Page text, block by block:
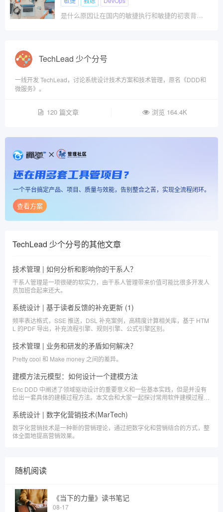
是什么原因让在国内的敏捷执行和敏捷的初衷背道而驰？这种偏离的原因是什么，让国内的敏捷实践背离了其最初的愿景？
TechLead 少个分号
一线开发 TechLead，讨论系统设计技术方案和技术管理，原名《DDD和
微服务》。
120 篇文章 浏览 164.4K
还在用多套工具管项目？
一个平台搞定产品、项目、质量与效能，告别整合之苦，实现全流程闭环。
查看方案
TechLead 少个分号的其他文章
技术管理 | 如何分析和影响你的干系人？
干系人管理是一项很硬的软实力，由干系人管理带来价值可能比很多开发人
员加班合起来还大。
系统设计 | 基于读者反馈的补充更新 (1)
频率表达格式，SSE 推送，DSL 补充案例，高精度计算相关库，基于 HTM
L 的PDF 导出，补充流程引擎、规则引擎、公式引擎区别。
技术管理 | 业务和研发的矛盾如何解决？
Pretty cool 和 Make money 之间的差异。
建模方法元模型：如何设计一个建模方法
Eric DDD 中阐述了领域驱动设计的重要意义和一些基本实践，但是并没有
给出一套具体的建模过程方法。本文会和大家一起探讨常用软件建模过程方
系统设计 | 数字化营销技术(MarTech)
数字化营销技术是一种新的营销理论，通过把数字化和营销结合的方式，整
体全面地提高营销效果。
随机阅读
《当下的力量》读书笔记
08-17